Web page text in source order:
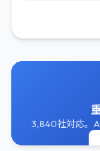
3,840社対応。